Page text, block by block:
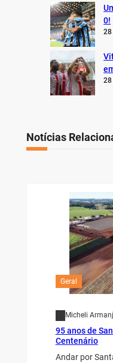
0!
28
28
Notícias
Geral
Micheli
95 anos de
Centenário
Andar por